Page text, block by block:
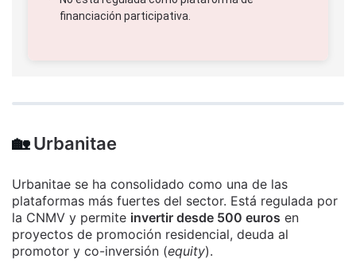
financiación participativa.
🏡Urbanitae
Urbanitae se ha consolidado como una de las
plataformas más fuertes del sector. Está regulada por
la CNMV y permite invertir desde 500 euros en
proyectos de promoción residencial, deuda al
promotor y co-inversión (equity).